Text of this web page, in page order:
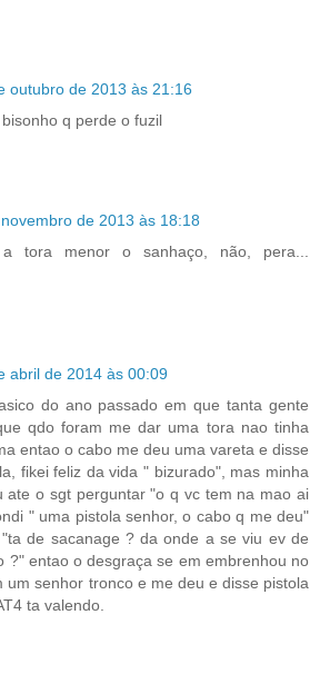
outubro de 2013 às 21:16
q perde o fuzil
de 2013 às 18:18
tora menor o sanhaço, não, pera...
abril de 2014 às 00:09
do ano passado em que tanta gente
qdo foram me dar uma tora nao tinha
entao o cabo me deu uma vareta e disse
fikei feliz da vida " bizurado", mas minha
ate o sgt perguntar "o q vc tem na mao ai
" uma pistola senhor, o cabo q me deu"
de sacanage ? da onde a se viu ev de
?" entao o desgraça se em embrenhou no
um senhor tronco e me deu e disse pistola
ta valendo.